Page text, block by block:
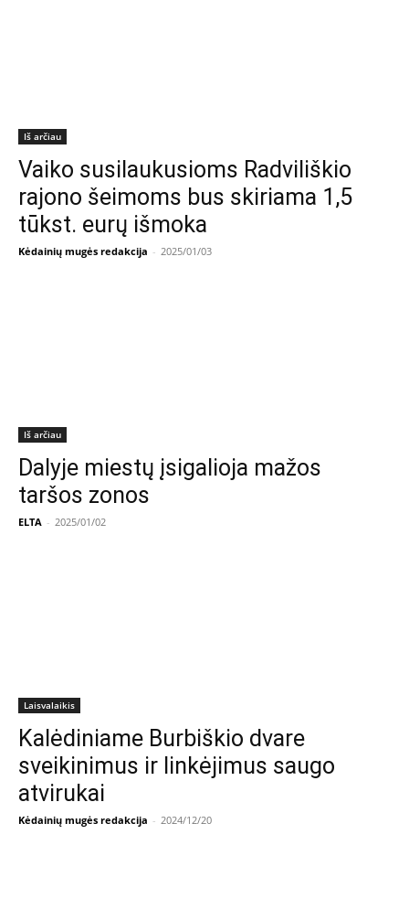
Iš arčiau
Vaiko susilaukusioms Radviliškio
rajono šeimoms bus skiriama 1,5
tūkst. eurų išmoka
Kėdainių mugės redakcija - 2025/01/03
Iš arčiau
Dalyje miestų įsigalioja mažos
taršos zonos
ELTA - 2025/01/02
Laisvalaikis
Kalėdiniame Burbiškio dvare
sveikinimus ir linkėjimus saugo
atvirukai
Kėdainių mugės redakcija - 2024/12/20